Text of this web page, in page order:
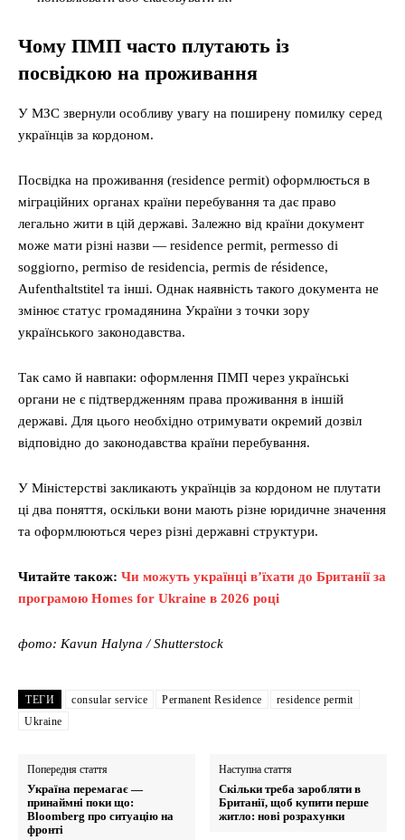
Чому ПМП часто плутають із
посвідкою на проживання
У МЗС звернули особливу увагу на поширену помилку серед
українців за кордоном.
Посвідка на проживання (residence permit) оформлюється в
міграційних органах країни перебування та дає право
легально жити в цій державі. Залежно від країни документ
може мати різні назви — residence permit, permesso di
soggiorno, permiso de residencia, permis de résidence,
Aufenthaltstitel та інші. Однак наявність такого документа не
змінює статус громадянина України з точки зору
українського законодавства.
Так само й навпаки: оформлення ПМП через українські
органи не є підтвердженням права проживання в іншій
державі. Для цього необхідно отримувати окремий дозвіл
відповідно до законодавства країни перебування.
У Міністерстві закликають українців за кордоном не плутати
ці два поняття, оскільки вони мають різне юридичне значення
та оформлюються через різні державні структури.
Читайте також: Чи можуть українці в’їхати до Британії за
програмою Homes for Ukraine в 2026 році
фото: Kavun Halyna / Shutterstock
ТЕГИ consular service Permanent Residence
residence permit
Ukraine
Попередня стаття
Україна перемагає —
принаймні поки що:
Bloomberg про ситуацію на
фронті
Наступна стаття
Скільки треба заробляти в
Британії, щоб купити перше
житло: нові розрахунки